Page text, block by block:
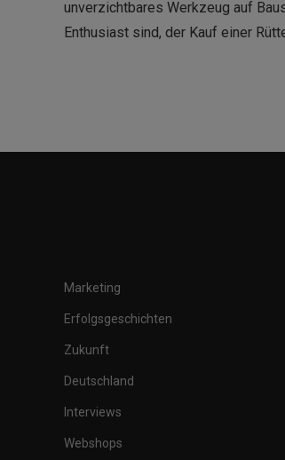
unverzichtbares Werkzeug auf
Enthusiast sind, der Kauf einer
Marketing
Erfolgsgeschichten
Zukunft
Deutschland
Interviews
Webshops